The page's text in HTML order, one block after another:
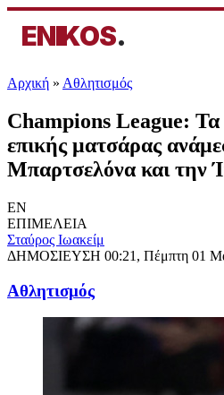
ENIKOS.
Αρχική » Αθλητισμός
Champions League:
επικής ματσάρας
Μπαρτσελόνα και την
EN
ΕΠΙΜΕΛΕΙΑ
Σταύρος Ιωακείμ
ΔΗΜΟΣΙΕΥΣΗ 00:21, Πέμπτη 01
Αθλητισμός